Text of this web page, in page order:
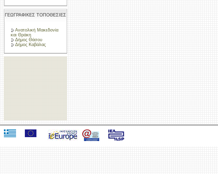
ΓΕΩΓΡΑΦΙΚΕΣ ΤΟΠΟΘΕΣΙΕΣ
Ανατολική Μακεδονία
και Θράκη
Δήμος Θάσου
Δήμος Καβάλας